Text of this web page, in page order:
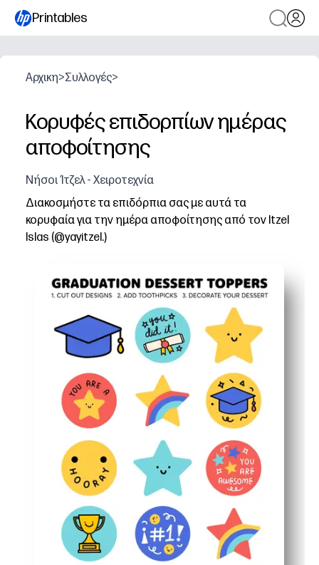
Printables
Αρχικη>Συλλογές>
Κορυφές επιδορπίων ημέρας
αποφοίτησης
Νήσοι Ίτζελ - Χειροτεχνία
Διακοσμήστε τα επιδόρπια σας με αυτά τα
κορυφαία για την ημέρα αποφοίτησης από τον Itzel
Islas (@yayitzel.)
Ανυψώνει τα cupcakes, τα μπισκότα και τις σνακ
Χειροτεχνία φιλική προς τα παιδιά, χωρίς οθόνη -
Σχεδιασμένο για να εμφανίζεται σε χαρτόνι -